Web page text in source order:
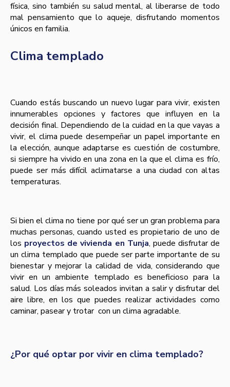
física, sino también su salud mental, al liberarse de todo
mal pensamiento que lo aqueje, disfrutando momentos
únicos en familia.
Clima templado
Cuando estás buscando un nuevo lugar para vivir, existen
innumerables opciones y factores que influyen en la
decisión final. Dependiendo de la cuidad en la que vayas a
vivir, el clima puede desempeñar un papel importante en
la elección, aunque adaptarse es cuestión de costumbre,
si siempre ha vivido en una zona en la que el clima es frío,
puede ser más difícil aclimatarse a una ciudad con altas
temperaturas.
Si bien el clima no tiene por qué ser un gran problema para
muchas personas, cuando usted es propietario de uno de
los proyectos de vivienda en Tunja, puede disfrutar de
un clima templado que puede ser parte importante de su
bienestar y mejorar la calidad de vida, considerando que
vivir en un ambiente templado es beneficioso para la
salud. Los días más soleados invitan a salir y disfrutar del
aire libre, en los que puedes realizar actividades como
caminar, pasear y trotar con un clima agradable.
¿Por qué optar por vivir en clima templado?